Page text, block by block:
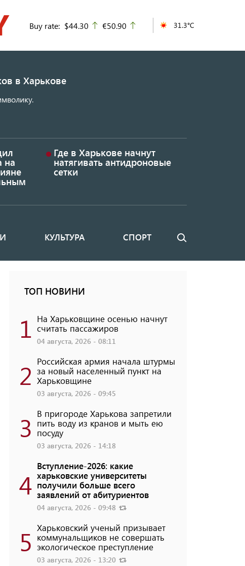
Buy rate: $44.30 up
€50.90 31.3°C
в Харькове
на
Где в Харькове начнут
натягивать антидроновые
сетки
КУЛЬТУРА СПОРТ Поиск
ТОП НОВИНИ
1 На Харьковщине осенью начнут
считать пассажиров
04 августа, 2026 - 08:11
2 Российская армия начала штурмы
за новый населенный пункт на
Харьковщине
03 августа, 2026 - 09:45
3 В пригороде Харькова запретили
пить воду из кранов и мыть ею
посуду
03 августа, 2026 - 14:18
4
Вступление-2026: какие
харьковские университеты
получили больше всего
заявлений от абитуриентов
04 августа, 2026 - 09:48
5 Харьковский ученый призывает
коммунальщиков не совершать
экологическое преступление
03 августа, 2026 - 13:20